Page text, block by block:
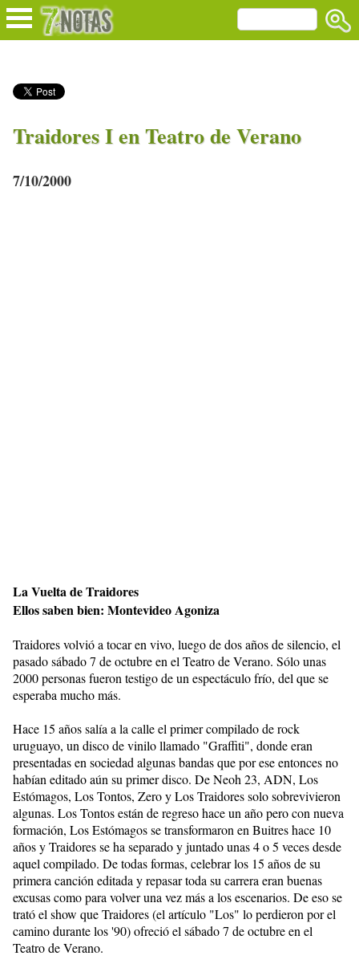
Traidores I en Teatro de Verano
7/10/2000
La Vuelta de Traidores
Ellos saben bien: Montevideo Agoniza
Traidores volvió a tocar en vivo, luego de dos años de silencio, el
pasado sábado 7 de octubre en el Teatro de Verano. Sólo unas
2000 personas fueron testigo de un espectáculo frío, del que se
esperaba mucho más.
Hace 15 años salía a la calle el primer compilado de rock
uruguayo, un disco de vinilo llamado "Graffiti", donde eran
presentadas en sociedad algunas bandas que por ese entonces no
habían editado aún su primer disco. De Neoh 23, ADN, Los
Estómagos, Los Tontos, Zero y Los Traidores solo sobrevivieron
algunas. Los Tontos están de regreso hace un año pero con nueva
formación, Los Estómagos se transformaron en Buitres hace 10
años y Traidores se ha separado y juntado unas 4 o 5 veces desde
aquel compilado. De todas formas, celebrar los 15 años de su
primera canción editada y repasar toda su carrera eran buenas
excusas como para volver una vez más a los escenarios. De eso se
trató el show que Traidores (el artículo "Los" lo perdieron por el
camino durante los '90) ofreció el sábado 7 de octubre en el
Teatro de Verano.